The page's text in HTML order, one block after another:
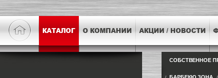
КАТАЛОГ О КОМПАНИИ АКЦИИ / НОВОСТИ
СОБСТВЕННОЕ